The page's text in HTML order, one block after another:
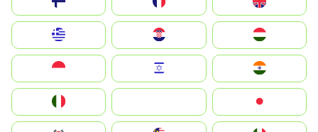
Magyarország